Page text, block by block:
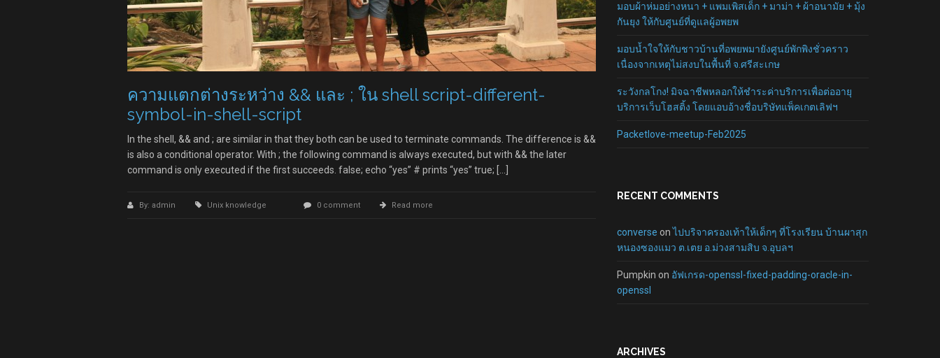
ความแตกต่างระหว่าง && และ ; ใน shell script-different-
symbol-in-shell-script
In the shell, && and ; are similar in that they both can be used to terminate commands. The difference is &&
is also a conditional operator. With ; the following command is always executed, but with && the later
command is only executed if the first succeeds. false; echo “yes” # prints “yes” true; […]
By: admin Unix knowledge 0 comment Read more
มอบผ้าห่มอย่างหนา + แพมเพิสเด็ก + มาม่า + ผ้าอนามัย + มุ้ง
กันยุง ให้กับศูนย์ที่ดูแลผู้อพยพ
มอบน้ำใจให้กับชาวบ้านที่อพยพมายังศูนย์พักพิงชั่วคราว
เนื่องจากเหตุไม่สงบในพื้นที่ จ.ศรีสะเกษ
ระวังกลโกง! มิจฉาชีพหลอกให้ชำระค่าบริการเพื่อต่ออายุ
บริการเว็บโฮสติ้ง โดยแอบอ้างชื่อบริษัทแพ็คเกตเลิฟฯ
Packetlove-meetup-Feb2025
RECENT COMMENTS
converse onไปบริจาครองเท้าให้เด็กๆ ที่โรงเรียน บ้านผาสุก
หนองซองแมว ต.เตย อ.ม่วงสามสิบ จ.อุบลฯ
Pumpkin on อัฟเกรด-openssl-fixed-padding-oracle-in-
openssl
ARCHIVES